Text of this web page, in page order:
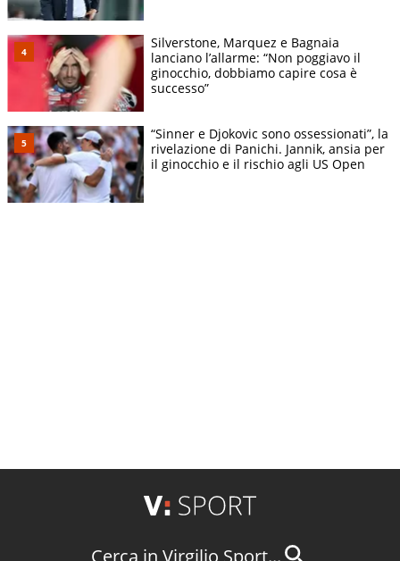
Silverstone, Marquez e Bagnaia
lanciano l’allarme: “Non poggiavo il
ginocchio, dobbiamo capire cosa è
successo”
“Sinner e Djokovic sono ossessionati”, la
rivelazione di Panichi. Jannik, ansia per
il ginocchio e il rischio agli US Open
Cerca in Virgilio Sport...